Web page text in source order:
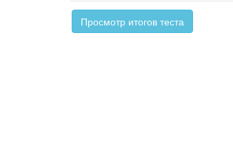
Просмотр итогов теста